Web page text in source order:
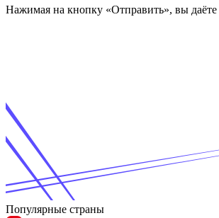
Нажимая на кнопку «Отправить», вы даёте
Популярные страны